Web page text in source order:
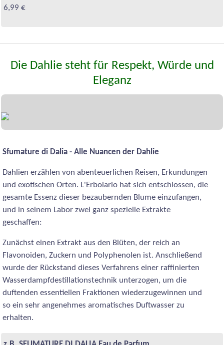
6,99 €
Die Dahlie steht für Respekt, Würde und
Eleganz
Sfumature di Dalia - Alle Nuancen der Dahlie
Dahlien erzählen von abenteuerlichen Reisen, Erkundungen
und exotischen Orten. L'Erbolario hat sich entschlossen, die
gesamte Essenz dieser bezaubernden Blume einzufangen,
und in seinem Labor zwei ganz spezielle Extrakte
geschaffen:
Zunächst einen Extrakt aus den Blüten, der reich an
Flavonoiden, Zuckern und Polyphenolen ist. Anschließend
wurde der Rückstand dieses Verfahrens einer raffinierten
Wasserdampfdestillationstechnik unterzogen, um die
duftenden essentiellen Fraktionen wiederzugewinnen und
so ein sehr angenehmes aromatisches Duftwasser zu
erhalten.